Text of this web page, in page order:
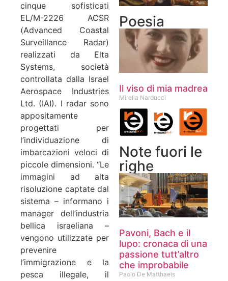
cinque sofisticati
EL/M-2226 ACSR
(Advanced Coastal
Surveillance Radar)
realizzati da Elta
Systems, società
controllata dalla Israel
Aerospace Industries
Ltd. (IAI). I radar sono
appositamente
progettati per
l’individuazione di
imbarcazioni veloci di
piccole dimensioni. “Le
immagini ad alta
risoluzione captate dal
sistema – informano i
manager dell’industria
bellica israeliana –
vengono utilizzate per
prevenire
l’immigrazione e la
pesca illegale, il
Poesia
Il viso di mia madrea
Mirella Narducci
Note fuori le
righe
Pavoni, Bach e il
lupo: cronaca di una
passione tutt’altro
che improbabile
Paolo De Matthaeis